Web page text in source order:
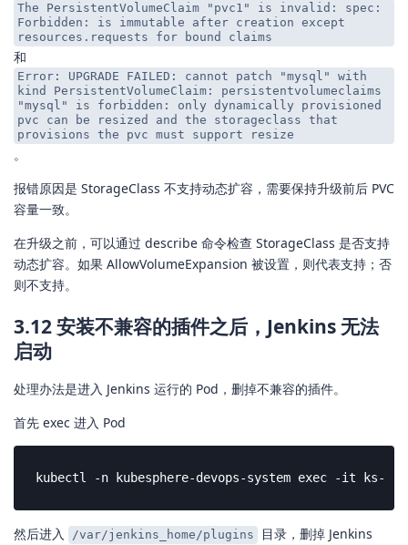
The PersistentVolumeClaim "pvc1" is invalid: spec:
Forbidden: is immutable after creation except
resources.requests for bound claims
和
Error: UPGRADE FAILED: cannot patch "mysql" with
kind PersistentVolumeClaim: persistentvolumeclaims
"mysql" is forbidden: only dynamically provisioned
pvc can be resized and the storageclass that
provisions the pvc must support resize
。
报错原因是 StorageClass 不支持动态扩容，需要保持升级前后 PVC
容量一致。
在升级之前，可以通过 describe 命令检查 StorageClass 是否支持
动态扩容。如果 AllowVolumeExpansion 被设置，则代表支持；否
则不支持。
3.12 安装不兼容的插件之后，Jenkins 无法
启动
处理办法是进入 Jenkins 运行的 Pod，删掉不兼容的插件。
首先 exec 进入 Pod
kubectl -n kubesphere-devops-system exec -it ks-
然后进入 /var/jenkins_home/plugins
目录，删掉 Jenkins